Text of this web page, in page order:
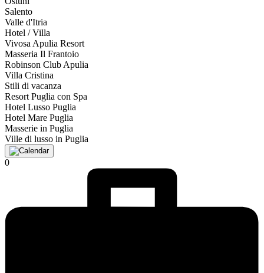
Salento
Valle d'Itria
Hotel / Villa
Vivosa Apulia Resort
Masseria Il Frantoio
Robinson Club Apulia
Villa Cristina
Stili di vacanza
Resort Puglia con Spa
Hotel Lusso Puglia
Hotel Mare Puglia
Masserie in Puglia
Ville di lusso in Puglia
0